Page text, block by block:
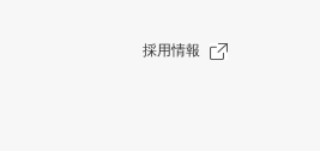
採用情報